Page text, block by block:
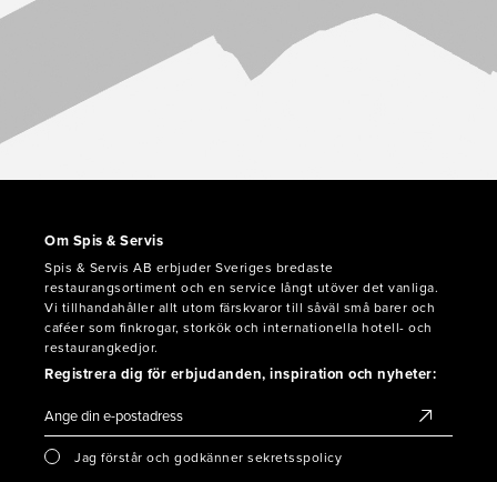
Om Spis & Servis
Spis & Servis AB erbjuder Sveriges bredaste
restaurangsortiment och en service långt utöver det vanliga.
Vi tillhandahåller allt utom färskvaror till såväl små barer och
caféer som finkrogar, storkök och internationella hotell- och
restaurangkedjor.
Registrera dig för erbjudanden, inspiration och nyheter:
Jag förstår och godkänner sekretsspolicy